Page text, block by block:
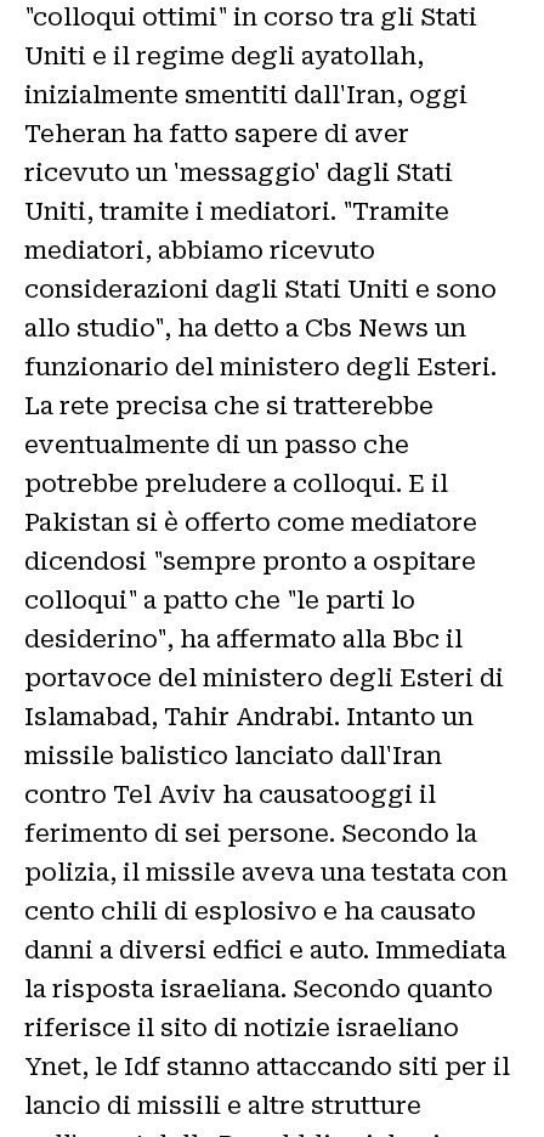
"colloqui ottimi" in corso tra gli Stati
Uniti e il regime degli ayatollah,
inizialmente smentiti dall'Iran, oggi
Teheran ha fatto sapere di aver
ricevuto un 'messaggio' dagli Stati
Uniti, tramite i mediatori. "Tramite
mediatori, abbiamo ricevuto
considerazioni dagli Stati Uniti e sono
allo studio", ha detto a Cbs News un
funzionario del ministero degli Esteri.
La rete precisa che si tratterebbe
eventualmente di un passo che
potrebbe preludere a colloqui. E il
Pakistan si è offerto come mediatore
dicendosi "sempre pronto a ospitare
colloqui" a patto che "le parti lo
desiderino", ha affermato alla Bbc il
portavoce del ministero degli Esteri di
Islamabad, Tahir Andrabi. Intanto un
missile balistico lanciato dall'Iran
contro Tel Aviv ha causatooggi il
ferimento di sei persone. Secondo la
polizia, il missile aveva una testata con
cento chili di esplosivo e ha causato
danni a diversi edfici e auto. Immediata
la risposta israeliana. Secondo quanto
riferisce il sito di notizie israeliano
Ynet, le Idf stanno attaccando siti per il
lancio di missili e altre strutture